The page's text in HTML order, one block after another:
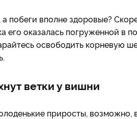
а побеги вполне здоровые?
его оказалась погруженной в
освободить корневую
ветки у вишни
приросты,